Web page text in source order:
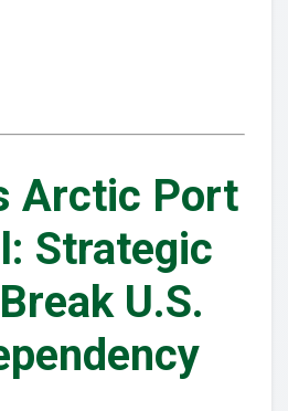
Arctic Port
Strategic
U.S.